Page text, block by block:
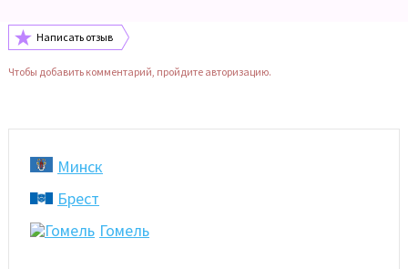
Написать отзыв
Чтобы добавить комментарий, пройдите авторизацию.
Минск
Брест
Гомель